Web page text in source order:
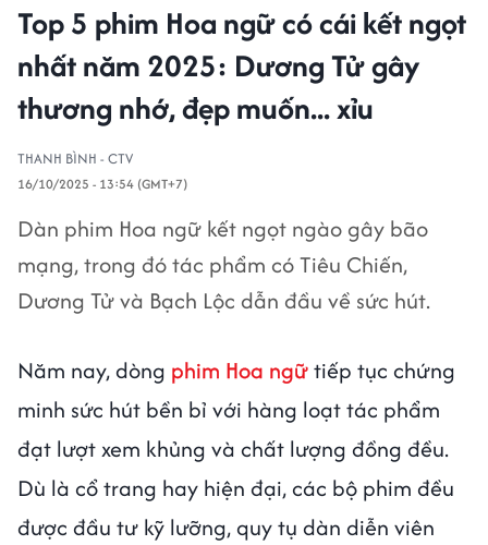
Top 5 phim Hoa ngữ có cái kết ngọt
nhất năm 2025: Dương Tử gây
thương nhớ, đẹp muốn... xỉu
THANH BÌNH - CTV
16/10/2025 - 13:54 (GMT+7)
Dàn phim Hoa ngữ kết ngọt ngào gây bão
mạng, trong đó tác phẩm có Tiêu Chiến,
Dương Tử và Bạch Lộc dẫn đầu về sức hút.
Năm nay, dòng phim Hoa ngữtiếp tục chứng
minh sức hút bền bỉ với hàng loạt tác phẩm
đạt lượt xem khủng và chất lượng đồng đều.
Dù là cổ trang hay hiện đại, các bộ phim đều
được đầu tư kỹ lưỡng, quy tụ dàn diễn viên